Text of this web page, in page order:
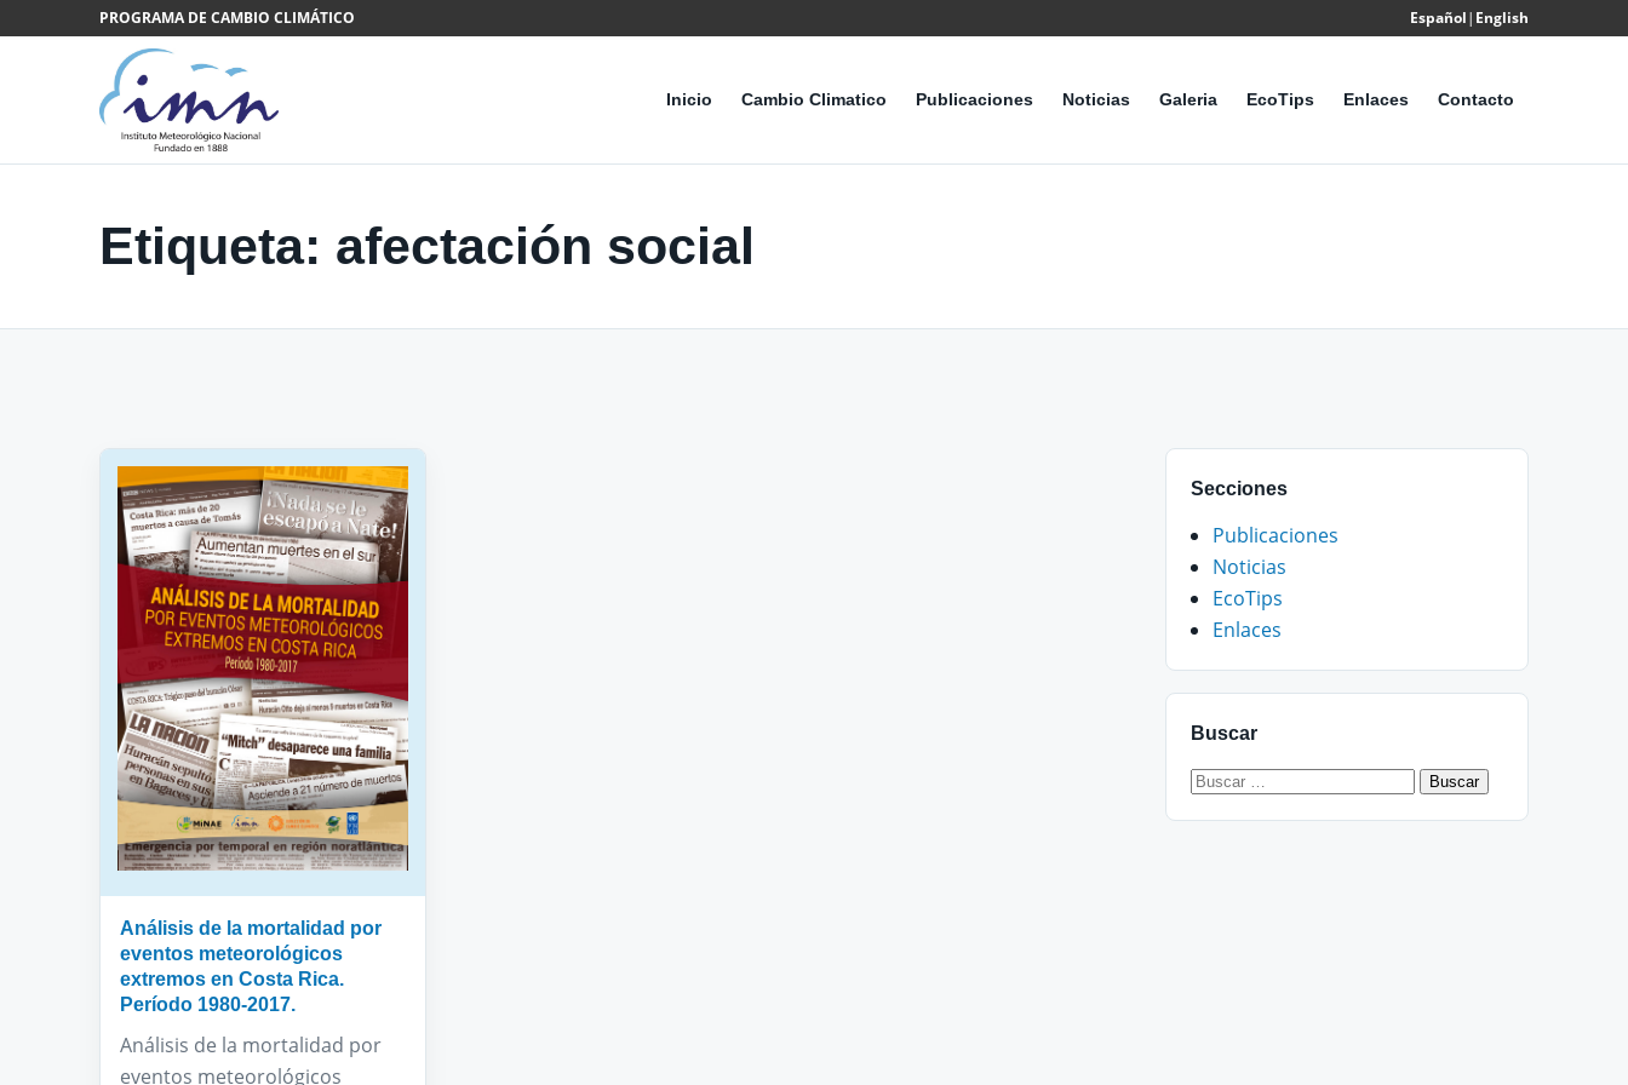
Saltar al contenidoPROGRAMA DE CAMBIO CLIMÁTICO Español| English
Inicio Cambio Climatico Publicaciones Noticias Galeria EcoTips Enlaces Contacto
Etiqueta: afectación social
Análisis de la mortalidad por
eventos meteorológicos
extremos en Costa Rica.
Período 1980-2017.
Análisis de la mortalidad por
eventos meteorológicos
Secciones
Publicaciones
Noticias
EcoTips
Enlaces
Buscar
Buscar: